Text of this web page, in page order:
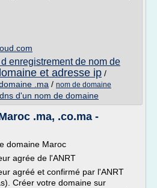
enregistrement de nom de
et adresse ip /
.ma / nom de domaine
d'un nom de domaine
.ma, .co.ma -
domaine Maroc
agrée de l'ANRT
agréé et confirmé par l'ANRT
Créer votre domaine sur